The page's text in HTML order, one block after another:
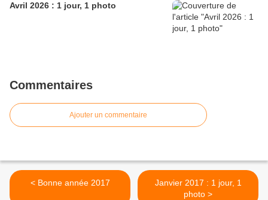
Avril 2026 : 1 jour, 1 photo
Commentaires
Ajouter un commentaire
< Bonne année 2017
Janvier 2017 : 1 jour, 1
photo >